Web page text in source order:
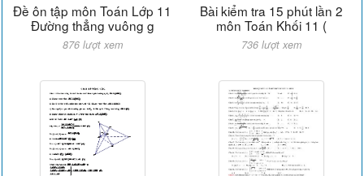
Đề ôn tập môn Toán Lớp 11
Đường thẳng vuông g
876 lượt xem
Bài kiểm tra 15 phút lần 2
môn Toán Khối 11 (
736 lượt xem